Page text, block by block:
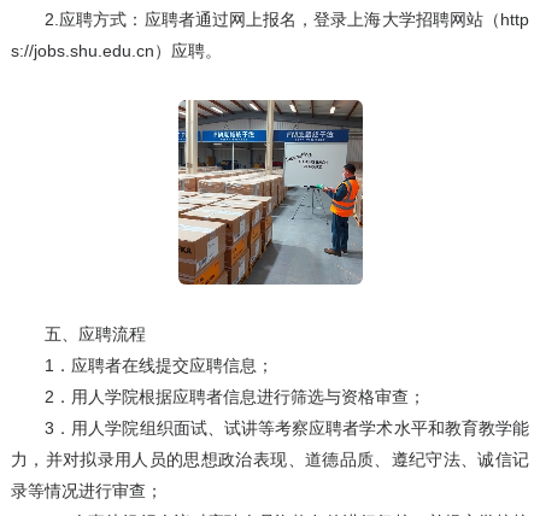
2.应聘方式：应聘者通过网上报名，登录上海大学招聘网站（http
s://jobs.shu.edu.cn）应聘。
五、应聘流程
1．应聘者在线提交应聘信息；
2．用人学院根据应聘者信息进行筛选与资格审查；
3．用人学院组织面试、试讲等考察应聘者学术水平和教育教学能
力，并对拟录用人员的思想政治表现、道德品质、遵纪守法、诚信记
录等情况进行审查；